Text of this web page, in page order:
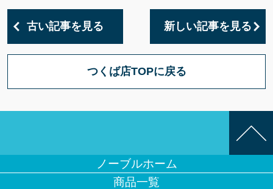
古い記事を見る 新しい記事を見る
つくば店TOPに戻る
ノーブルホーム
商品一覧